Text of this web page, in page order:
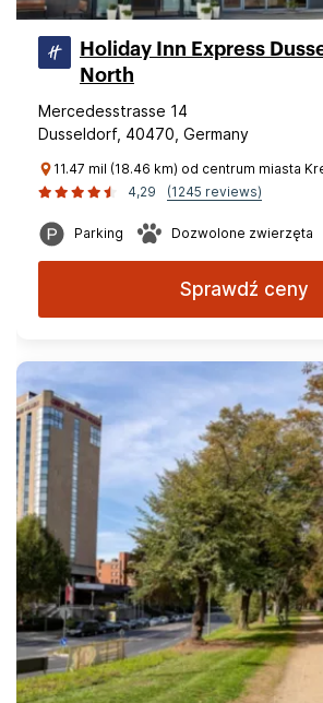
Holiday Inn Express
North
Mercedesstrasse 14
Dusseldorf, 40470, Germany
11.47 mil (18.46 km) od centrum miasta
4,29
(1245 reviews)
Parking Dozwolone zwierzęta
Sprawdź ceny